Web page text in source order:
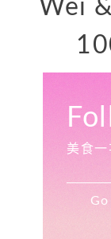
Wei
美食
Go